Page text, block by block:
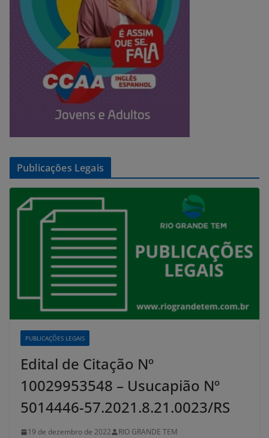
Publicações Legais
PUBLICAÇÕES LEGAIS
Edital de Citação Nº
10029953548 – Usucapião Nº
5014446-57.2021.8.21.0023/RS
19 de dezembro de 2022 RIO GRANDE TEM